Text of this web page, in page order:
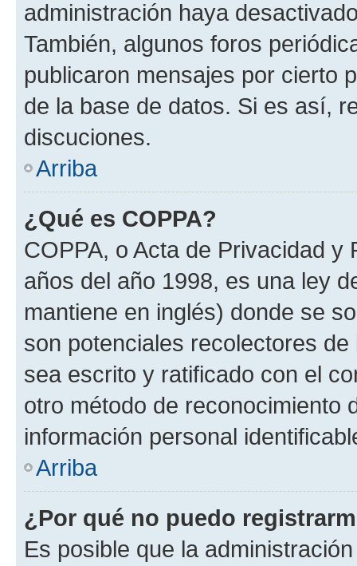
administración haya
También, algunos foros
publicaron mensajes por cierto
de la base de datos. Si es así,
discuciones.
Arriba
¿Qué es COPPA?
COPPA, o Acta de Privacidad
años del año 1998, es una ley
mantiene en inglés) donde se
son potenciales recolectores
sea escrito y ratificado con el
otro método de reconocimiento
información personal
Arriba
¿Por qué no puedo
Es posible que la